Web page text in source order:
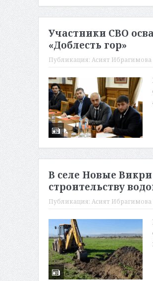
Участники СВО
«Доблесть гор»
Публикация: Асият Ибрагимова
В селе Новые
строительству
Публикация: Асият Ибрагимова